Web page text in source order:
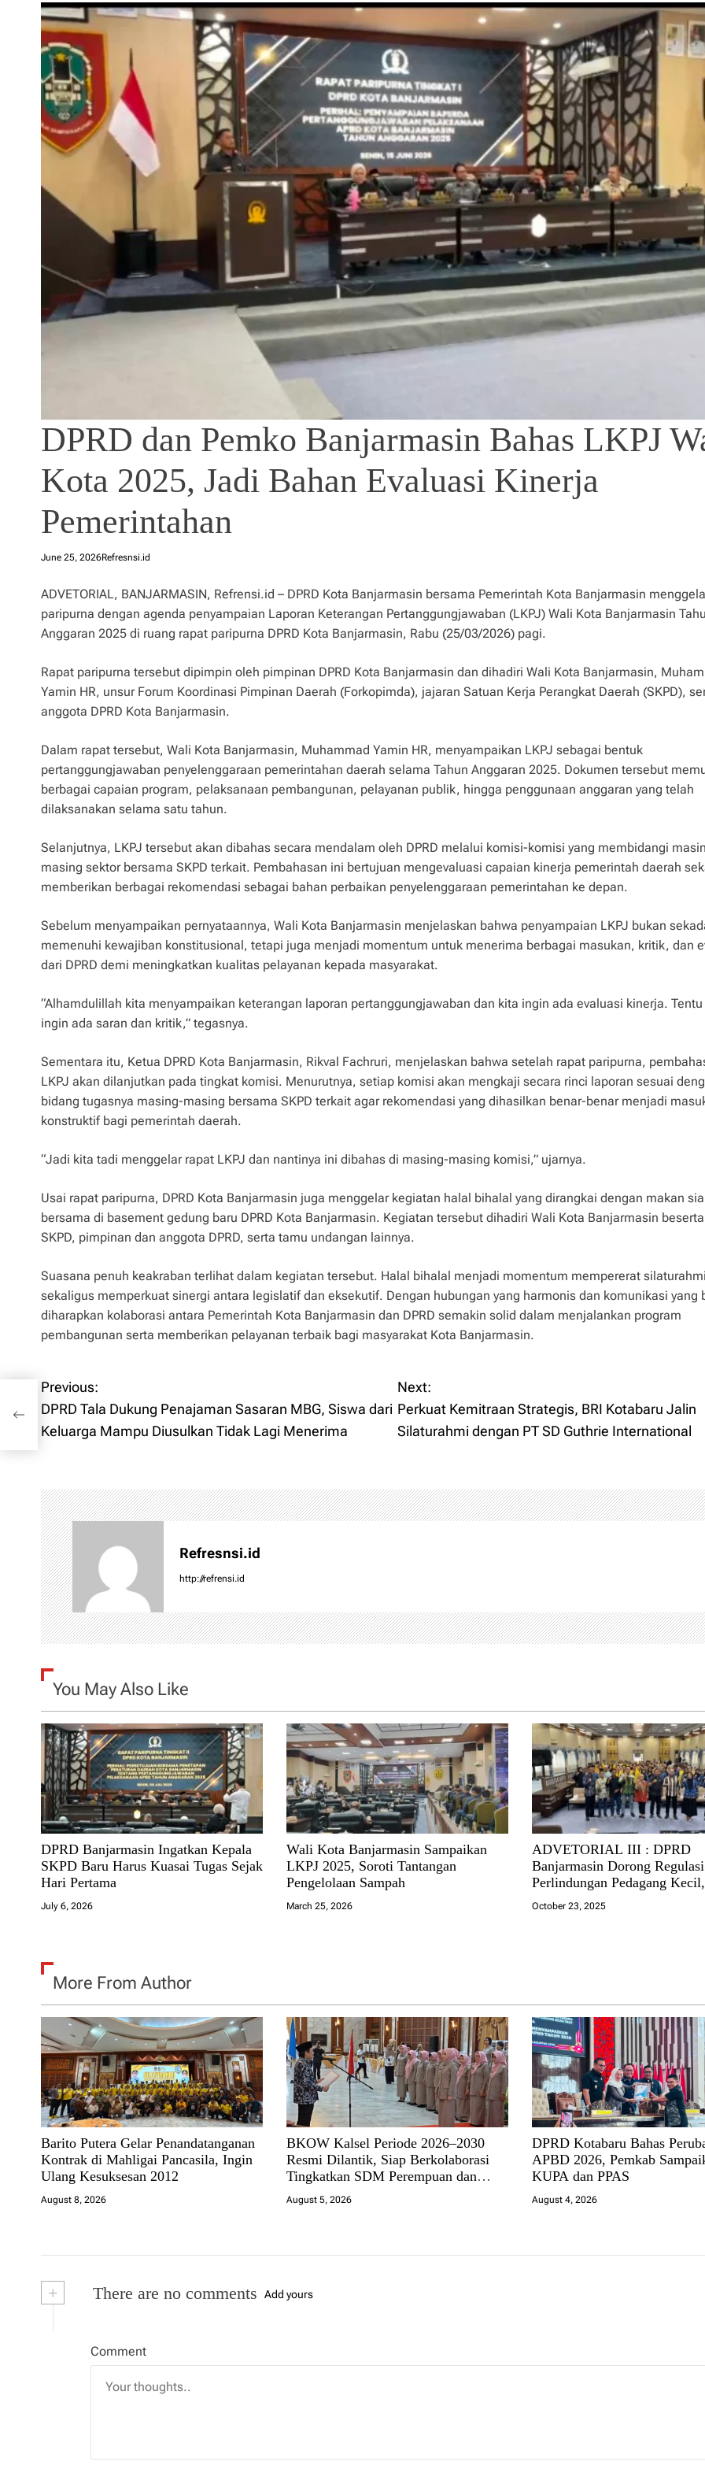
DPRD dan Pemko Banjarmasin Bahas LKPJ
Kota 2025, Jadi Bahan Evaluasi Kinerja
Pemerintahan
June 25, 2026Refresnsi.id
ADVETORIAL, BANJARMASIN, Refrensi.id – DPRD Kota Banjarmasin bersama Pemerintah Kota Banjarmasin
paripurna dengan agenda penyampaian Laporan Keterangan Pertanggungjawaban (LKPJ) Wali Kota Banjarmasin
Anggaran 2025 di ruang rapat paripurna DPRD Kota Banjarmasin, Rabu (25/03/2026) pagi.
Rapat paripurna tersebut dipimpin oleh pimpinan DPRD Kota Banjarmasin dan dihadiri Wali Kota Banjarmasin,
Yamin HR, unsur Forum Koordinasi Pimpinan Daerah (Forkopimda), jajaran Satuan Kerja Perangkat Daerah (SKPD),
anggota DPRD Kota Banjarmasin.
Dalam rapat tersebut, Wali Kota Banjarmasin, Muhammad Yamin HR, menyampaikan LKPJ sebagai bentuk
pertanggungjawaban penyelenggaraan pemerintahan daerah selama Tahun Anggaran 2025. Dokumen tersebut
berbagai capaian program, pelaksanaan pembangunan, pelayanan publik, hingga penggunaan anggaran yang telah
dilaksanakan selama satu tahun.
Selanjutnya, LKPJ tersebut akan dibahas secara mendalam oleh DPRD melalui komisi-komisi yang membidangi
masing sektor bersama SKPD terkait. Pembahasan ini bertujuan mengevaluasi capaian kinerja pemerintah daerah
memberikan berbagai rekomendasi sebagai bahan perbaikan penyelenggaraan pemerintahan ke depan.
Sebelum menyampaikan pernyataannya, Wali Kota Banjarmasin menjelaskan bahwa penyampaian LKPJ bukan
memenuhi kewajiban konstitusional, tetapi juga menjadi momentum untuk menerima berbagai masukan, kritik, dan
dari DPRD demi meningkatkan kualitas pelayanan kepada masyarakat.
“Alhamdulillah kita menyampaikan keterangan laporan pertanggungjawaban dan kita ingin ada evaluasi kinerja.
ingin ada saran dan kritik,” tegasnya.
Sementara itu, Ketua DPRD Kota Banjarmasin, Rikval Fachruri, menjelaskan bahwa setelah rapat paripurna,
LKPJ akan dilanjutkan pada tingkat komisi. Menurutnya, setiap komisi akan mengkaji secara rinci laporan sesuai
bidang tugasnya masing-masing bersama SKPD terkait agar rekomendasi yang dihasilkan benar-benar menjadi
konstruktif bagi pemerintah daerah.
“Jadi kita tadi menggelar rapat LKPJ dan nantinya ini dibahas di masing-masing komisi,” ujarnya.
Usai rapat paripurna, DPRD Kota Banjarmasin juga menggelar kegiatan halal bihalal yang dirangkai dengan makan
bersama di basement gedung baru DPRD Kota Banjarmasin. Kegiatan tersebut dihadiri Wali Kota Banjarmasin
SKPD, pimpinan dan anggota DPRD, serta tamu undangan lainnya.
Suasana penuh keakraban terlihat dalam kegiatan tersebut. Halal bihalal menjadi momentum mempererat
sekaligus memperkuat sinergi antara legislatif dan eksekutif. Dengan hubungan yang harmonis dan komunikasi yang
diharapkan kolaborasi antara Pemerintah Kota Banjarmasin dan DPRD semakin solid dalam menjalankan program
pembangunan serta memberikan pelayanan terbaik bagi masyarakat Kota Banjarmasin.
P
o
t
n
a
v
i
g
t
i
o
n
Previous:
DPRD Tala Dukung Penajaman Sasaran MBG, Siswa dari
Keluarga Mampu Diusulkan Tidak Lagi Menerima
Next:
Perkuat Kemitraan Strategis, BRI Kotabaru Jalin
Silaturahmi dengan PT SD Guthrie International
Refresnsi.id
http://refrensi.id
You May Also Like
DPRD Banjarmasin Ingatkan Kepala
SKPD Baru Harus Kuasai Tugas Sejak
Hari Pertama
July 6, 2026
Wali Kota Banjarmasin Sampaikan
LKPJ 2025, Soroti Tantangan
Pengelolaan Sampah
March 25, 2026
ADVETORIAL III : DPRD
Banjarmasin Dorong Regulasi
Perlindungan Pedagang Kecil,
Pengamat Ingatkan
Implementasi Nyata
October 23, 2025
More From Author
Barito Putera Gelar Penandatanganan
Kontrak di Mahligai Pancasila, Ingin
Ulang Kesuksesan 2012
August 8, 2026
BKOW Kalsel Periode 2026–2030
Resmi Dilantik, Siap Berkolaborasi
Tingkatkan SDM Perempuan dan
Dukung Pembangunan Banua
August 5, 2026
DPRD Kotabaru Bahas
APBD 2026, Pemkab
KUPA dan PPAS
August 4, 2026
+ There are no comments Add yours
Comment